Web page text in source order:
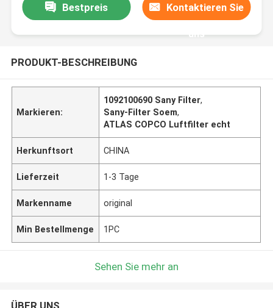
Bestpreis Kontaktieren Sie
uns
PRODUKT-BESCHREIBUNG
Markieren:
1092100690 Sany Filter,
Sany-Filter Soem,
ATLAS COPCO Luftfilter echt
Herkunftsort CHINA
Lieferzeit 1-3 Tage
Markenname original
Min Bestellmenge 1PC
Sehen Sie mehr an